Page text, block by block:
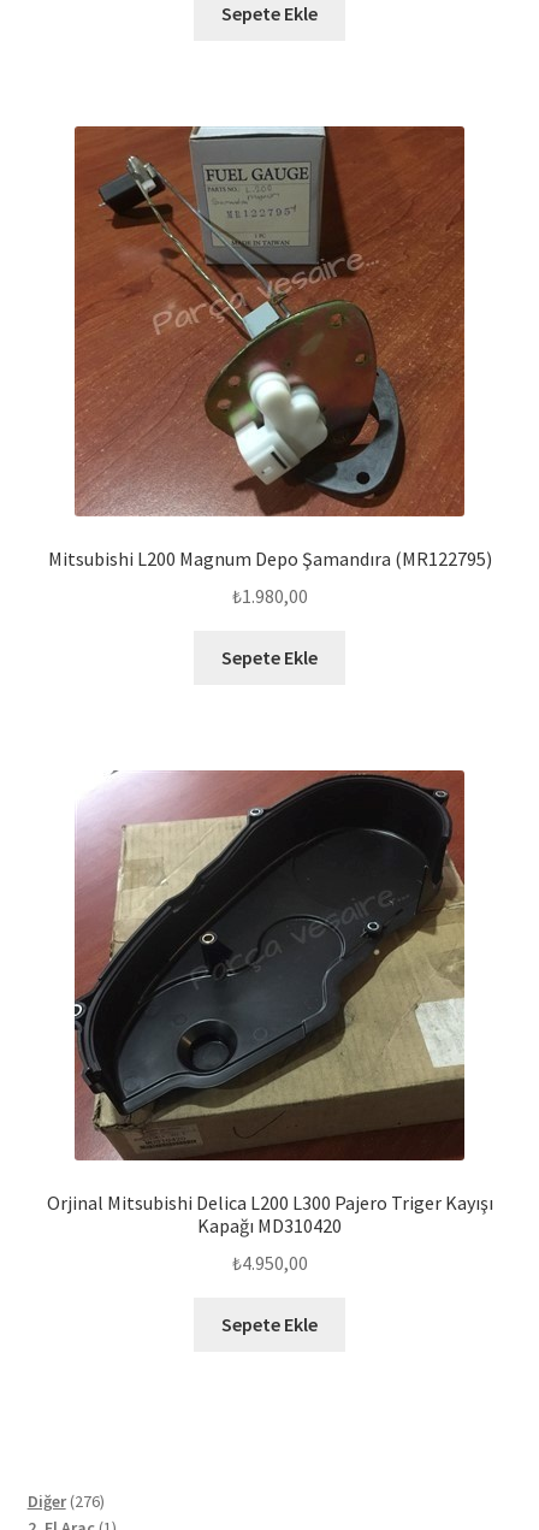
Sepete Ekle
Mitsubishi L200 Magnum Depo Şamandıra (MR122795)
₺1.980,00
Sepete Ekle
Orjinal Mitsubishi Delica L200 L300 Pajero Triger Kayışı
Kapağı MD310420
₺4.950,00
Sepete Ekle
Diğer 276276